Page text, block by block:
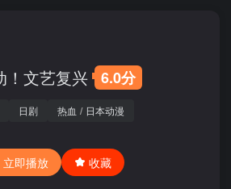
！文艺复兴 6.0分
日剧 热血 / 日本动漫
立即播放 收藏